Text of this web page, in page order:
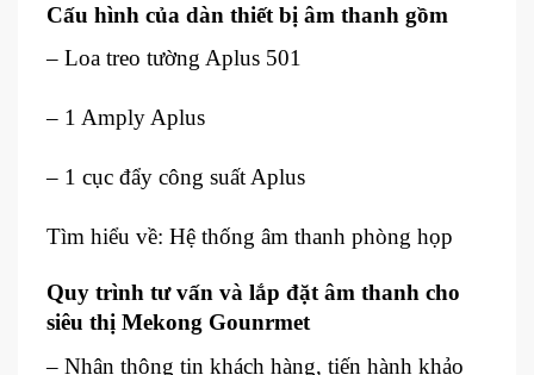
Cấu hình của dàn thiết bị âm thanh gồm
– Loa treo tường Aplus 501
– 1 Amply Aplus
– 1 cục đẩy công suất Aplus
Tìm hiểu về: Hệ thống âm thanh phòng họp
Quy trình tư vấn và lắp đặt âm thanh cho
siêu thị Mekong Gounrmet
– Nhận thông tin khách hàng, tiến hành khảo